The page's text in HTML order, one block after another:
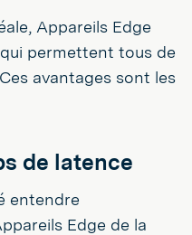
Appareils Edge
permettent tous de
avantages sont les
de latence
entendre
Edge de la